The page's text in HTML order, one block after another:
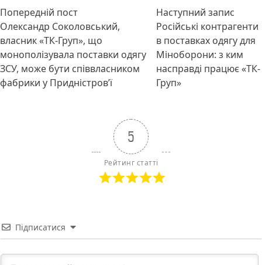
Навігація
записів
Попередній постПопередній запис:
Олександр Соколовський,
власник «ТК-Груп», що
монополізувала поставки одягу
ЗСУ, може бути співвласником
фабрики у Придністров’ї
Наступний запис
Російські контрагенти
в поставках одягу для
Міноборони: з ким
насправді працює «ТК-
Груп»
5
Рейтинг статті
Підписатися